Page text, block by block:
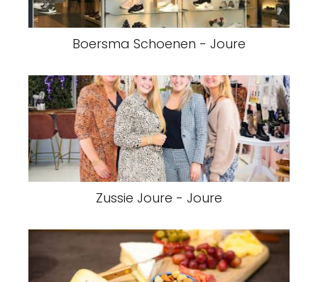
Boersma Schoenen - Joure
Zussie Joure - Joure